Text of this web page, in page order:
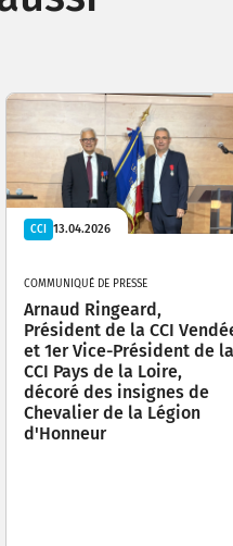
CCI 13.04.2026
COMMUNIQUÉ DE PRESSE
Arnaud Ringeard,
Président de la CCI
et 1er Vice-Président de la
CCI Pays de la Loire,
décoré des insignes de
Chevalier de la Légion
d'Honneur